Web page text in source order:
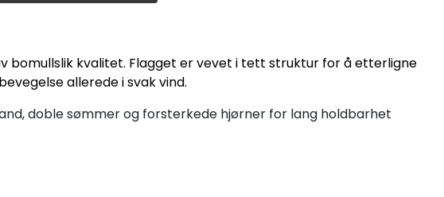
bomullslik kvalitet. Flagget er vevet i tett struktur for å etterligne
allerede i svak vind.
doble sømmer og forsterkede hjørner for lang holdbarhet